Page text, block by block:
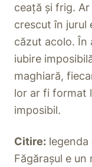
ceață și frig.
crescut în jurul
căzut acolo. În
iubire
maghiară,
lor ar fi format
imposibil.
Citire: legenda
Făgărașul e